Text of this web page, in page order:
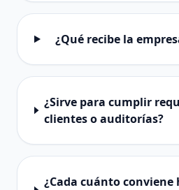
¿Qué recibe la
¿Sirve para cumplir
clientes o auditorías?
¿Cada cuánto conviene